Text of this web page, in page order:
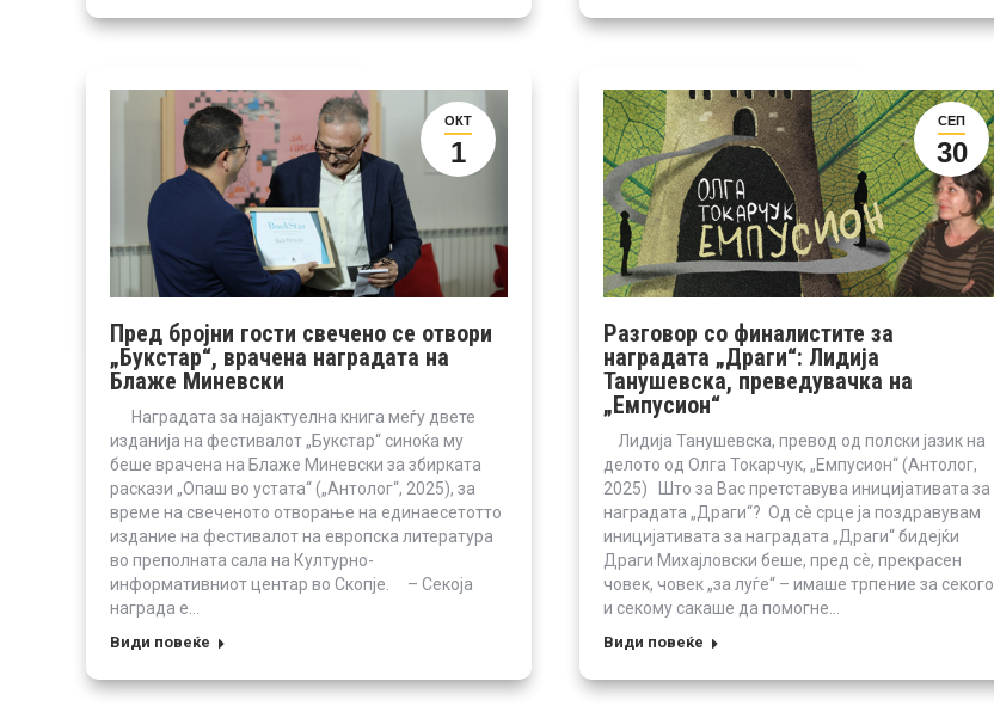
ОКТ
1
Пред бројни гости свечено се отвори
„Букстар“, врачена наградата на
Блаже Миневски
Наградата за најактуелна книга меѓу двете
изданија на фестивалот „Букстар“ синоќа му
беше врачена на Блаже Миневски за збирката
раскази „Опаш во устата“ („Антолог“, 2025), за
време на свеченото отворање на единаесетотто
издание на фестивалот на европска литература
во преполната сала на Културно-
информативниот центар во Скопје. – Секоја
награда е…
Види повеќе
СЕП
30
Разговор со финалистите за
наградата „Драги“: Лидија
Танушевска, преведувачка на
„Емпусион“
Лидија Танушевска, превод од полски јазик на
делото од Олга Токарчук, „Емпусион“ (Антолог,
2025) Што за Вас претставува иницијативата за
наградата „Драги“? Од сè срце ја поздравувам
иницијативата за наградата „Драги“ бидејќи
Драги Михајловски беше, пред сè, прекрасен
човек, човек „за луѓе“ – имаше трпение за секого
и секому сакаше да помогне…
Види повеќе